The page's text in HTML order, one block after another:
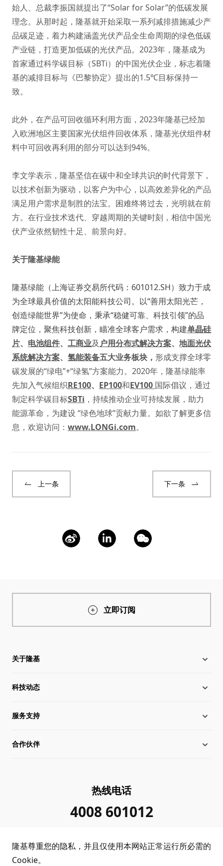
始人、总裁李振国就提出了“Solar for Solar”的低碳发展
理念。从那时起，隆基就开始采取一系列减排措施减少产
品碳足迹，着力构建涵盖光伏产品全生命周期的绿色低碳
产业链，打造更加低碳的光伏产品。2023年，隆基成为
首家通过科学碳目标（SBTi）的中国光伏企业，标志着隆
基的减排目标与《巴黎协定》提出的1.5℃目标保持一
致。
此外，在产品可回收循环利用方面，2023年隆基已经加
入欧洲地区主要国家光伏组件回收体系，隆基光伏组件材
料中可回收再利用的部分可以达到94%。
李文学表示，隆基坚信在碳中和全球共识的时代背景下，
以技术创新为驱动，以客户为中心，以高效差异化的产品
满足用户需求是制胜的法宝。困难终将过去，光明就在前
方。在行业技术迭代、穿越周期的关键时刻，相信中国光
伏产业依然韧性十足、前景向好。
关于隆基绿能
隆基绿能（上海证券交易所代码：601012.SH）致力于成
为全球最具价值的太阳能科技公司。以“善用太阳光芒，
创造绿能世界”为使命，秉承“稳健可靠、科技引领”的品
牌定位，聚焦科技创新，瞄准全球客户需求，构建单晶硅
片、 电池组件、 工商业及 户用分布式解决方案、 地面光伏
系统解决方案、 氢能装备五大业务板块， 形成支撑全球零
碳发展的“绿电”+“绿氢”方案能力。2020年，隆基绿能率
先加入气候组织RE100、 EP100和EV100 国际倡议，通过
制定科学碳目标SBTi ，持续推动企业可持续发展，助力
能源革命，为建设 “绿色地球”贡献力量。如欲了解更多信
息，欢迎访问： www.LONGi.com。
上一条 下一条
立即订阅
关于隆基
关于隆基
全球化布局
管理层信息
投诉举报
科技动态
硅片价格
行业动态
服务支持
下载中心
客户问题反馈
合作伙伴
协同创新合作
热线电话
4008 601012
隆基尊重您的隐私，并且仅使用本网站正常运行所必需的
Cookie。